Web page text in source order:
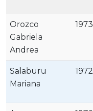
Orozco
Gabriela
Andrea
1973
Salaburu
Mariana
1972